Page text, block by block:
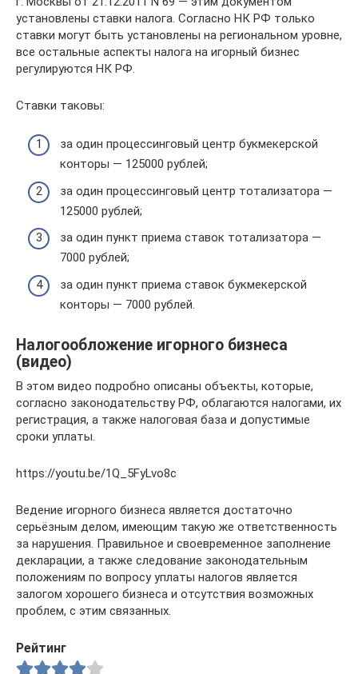
установлены ставки налога. Согласно НК РФ только
ставки могут быть установлены на региональном уровне,
все остальные аспекты налога на игорный бизнес
регулируются НК РФ.
Ставки таковы:
за один процессинговый центр букмекерской
конторы — 125000 рублей;
за один процессинговый центр тотализатора —
125000 рублей;
за один пункт приема ставок тотализатора —
7000 рублей;
за один пункт приема ставок букмекерской
конторы — 7000 рублей.
Налогообложение игорного бизнеса
(видео)
В этом видео подробно описаны объекты, которые,
согласно законодательству РФ, облагаются налогами, их
регистрация, а также налоговая база и допустимые
сроки уплаты.
https://youtu.be/1Q_5FyLvo8c
Ведение игорного бизнеса является достаточно
серьёзным делом, имеющим такую же ответственность
за нарушения. Правильное и своевременное заполнение
декларации, а также следование законодательным
положениям по вопросу уплаты налогов является
залогом хорошего бизнеса и отсутствия возможных
проблем, с этим связанных.
Рейтинг